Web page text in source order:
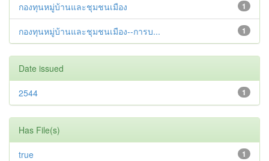
1
กองทุนหมู่บ้านและชุมชนเมือง
1
กองทุนหมู่บ้านและชุมชนเมือง--การบ...
Date issued
1
2544
Has File(s)
1
true